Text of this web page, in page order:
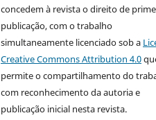
concedem à revista o direito de
publicação, com o trabalho
simultaneamente licenciado sob a
Creative Commons Attribution 4.0
permite o compartilhamento do
com reconhecimento da autoria e
publicação inicial nesta revista.